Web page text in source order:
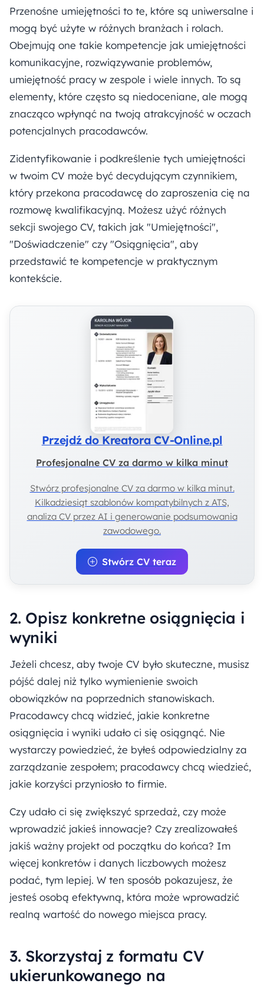
Przenośne umiejętności to te, które są uniwersalne i
mogą być użyte w różnych branżach i rolach.
Obejmują one takie kompetencje jak umiejętności
komunikacyjne, rozwiązywanie problemów,
umiejętność pracy w zespole i wiele innych. To są
elementy, które często są niedoceniane, ale mogą
znacząco wpłynąć na twoją atrakcyjność w oczach
potencjalnych pracodawców.
Zidentyfikowanie i podkreślenie tych umiejętności
w twoim CV może być decydującym czynnikiem,
który przekona pracodawcę do zaproszenia cię na
rozmowę kwalifikacyjną. Możesz użyć różnych
sekcji swojego CV, takich jak "Umiejętności",
"Doświadczenie" czy "Osiągnięcia", aby
przedstawić te kompetencje w praktycznym
kontekście.
Przejdź do Kreatora CV-Online.pl
Profesjonalne CV za darmo w kilka minut
Stwórz profesjonalne CV za darmo w kilka minut.
Kilkadziesiąt szablonów kompatybilnych z ATS,
analiza CV przez AI i generowanie podsumowania
zawodowego.
Stwórz CV teraz
2. Opisz konkretne osiągnięcia i
wyniki
Jeżeli chcesz, aby twoje CV było skuteczne, musisz
pójść dalej niż tylko wymienienie swoich
obowiązków na poprzednich stanowiskach.
Pracodawcy chcą widzieć, jakie konkretne
osiągnięcia i wyniki udało ci się osiągnąć. Nie
wystarczy powiedzieć, że byłeś odpowiedzialny za
zarządzanie zespołem; pracodawcy chcą wiedzieć,
jakie korzyści przyniosło to firmie.
Czy udało ci się zwiększyć sprzedaż, czy może
wprowadzić jakieś innowacje? Czy zrealizowałeś
jakiś ważny projekt od początku do końca? Im
więcej konkretów i danych liczbowych możesz
podać, tym lepiej. W ten sposób pokazujesz, że
jesteś osobą efektywną, która może wprowadzić
realną wartość do nowego miejsca pracy.
3. Skorzystaj z formatu CV
ukierunkowanego na